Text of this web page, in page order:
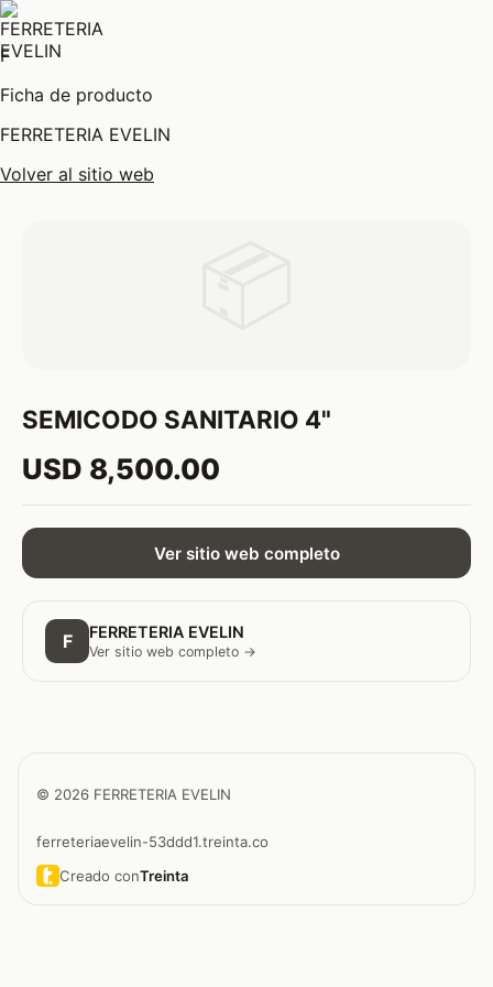
F
Ficha de producto
FERRETERIA EVELIN
Volver al sitio web
SEMICODO SANITARIO 4"
USD 8,500.00
Ver sitio web completo
F FERRETERIA EVELIN
Ver sitio web completo →
© 2026 FERRETERIA EVELIN
ferreteriaevelin-53ddd1.treinta.co
Creado conTreinta